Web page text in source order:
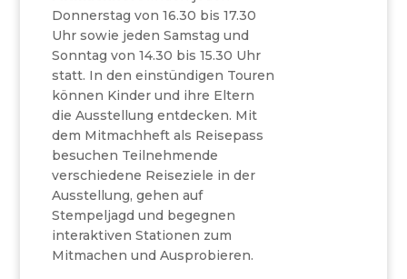
Donnerstag von 16.30 bis 17.30
Uhr sowie jeden Samstag und
Sonntag von 14.30 bis 15.30 Uhr
statt. In den einstündigen Touren
können Kinder und ihre Eltern
die Ausstellung entdecken. Mit
dem Mitmachheft als Reisepass
besuchen Teilnehmende
verschiedene Reiseziele in der
Ausstellung, gehen auf
Stempeljagd und begegnen
interaktiven Stationen zum
Mitmachen und Ausprobieren.